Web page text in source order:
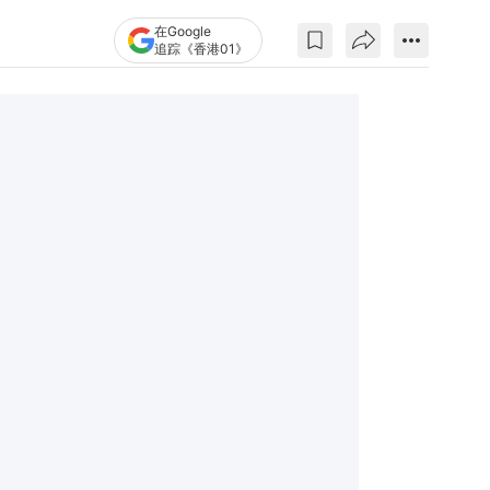
在Google
追踪《香港01》